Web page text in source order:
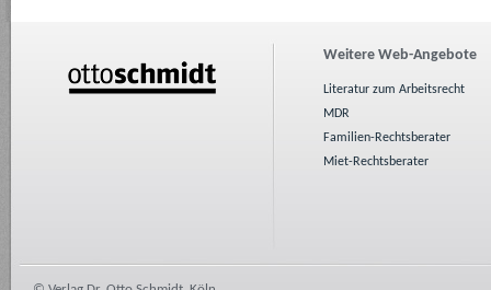
Weitere Web-Angebote
Literatur zum Arbeitsrecht
MDR
Familien-Rechtsberater
Miet-Rechtsberater